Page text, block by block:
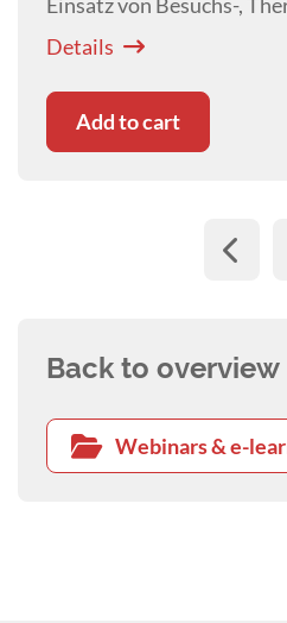
Assistenzhunden. Neben
ethischen
Details
Add to cart
Back to overview
Webinars & e-